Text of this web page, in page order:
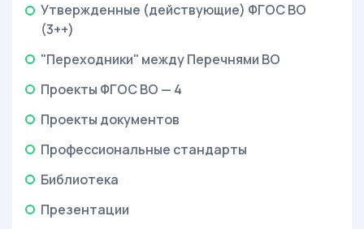
Утвержденные (действующие) ФГОС ВО
(3++)
"Переходники" между Перечнями ВО
Проекты ФГОС ВО — 4
Проекты документов
Профессиональные стандарты
Библиотека
Презентации